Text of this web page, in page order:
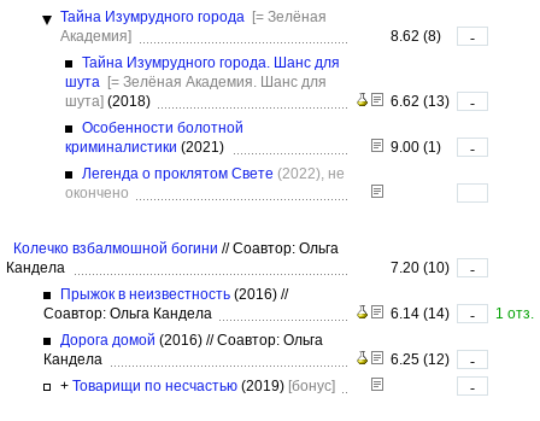
Тайна Изумрудного города [= Зелёная
Академия]
8.62 (8)
-
Тайна Изумрудного города. Шанс для
шута [= Зелёная Академия. Шанс для
шута] (2018) 6.62 (13)
-
Особенности болотной
криминалистики (2021) 9.00 (1)
-
Легенда о проклятом Свете (2022), не
окончено
Колечко взбалмошной богини //Соавтор: Ольга
Кандела
7.20 (10)
-
Прыжок в неизвестность (2016) //
Соавтор: Ольга Кандела
6.14 (14) -
1 отз.
Дорога домой (2016) //Соавтор: Ольга
Кандела
6.25 (12)
-
+ Товарищи по несчастью (2019) [бонус] -